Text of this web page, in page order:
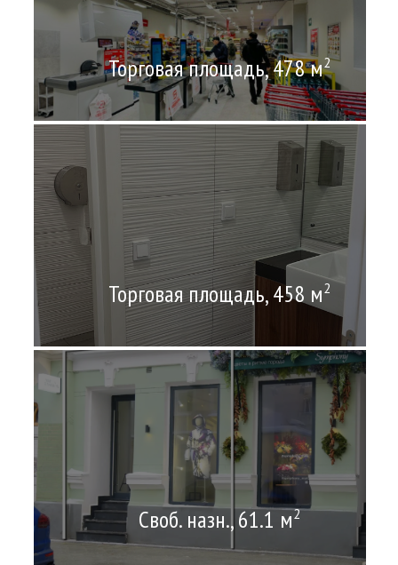
Торговая площадь, 478 м2
Торговая площадь, 458 м2
Своб. назн., 61.1 м2